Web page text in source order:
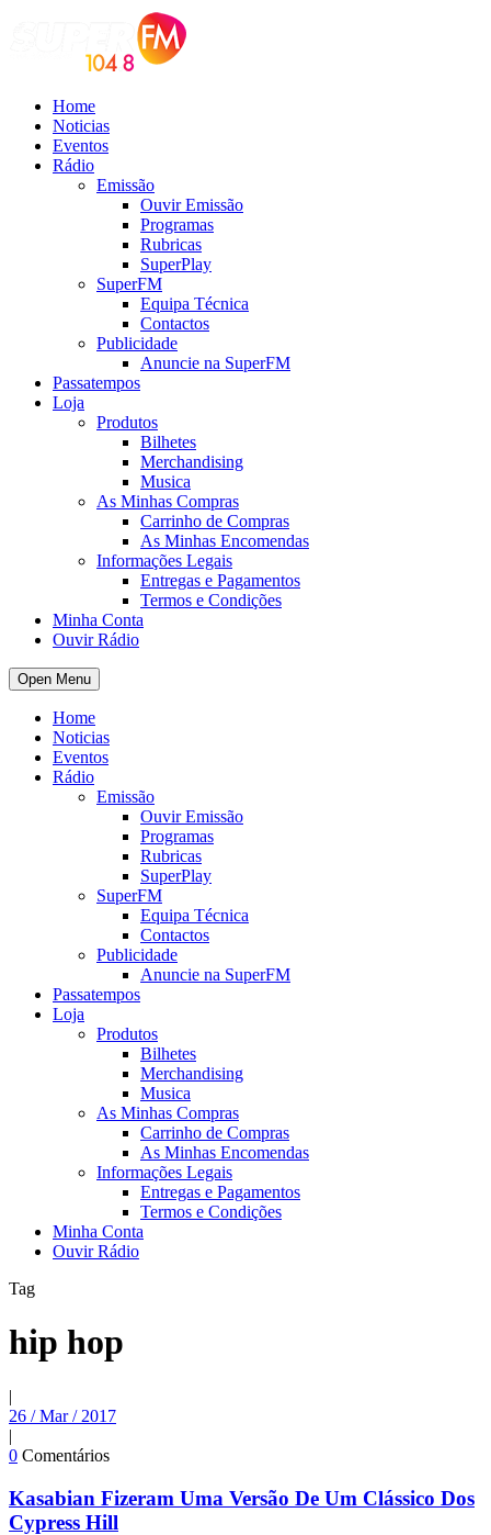
Home
Noticias
Eventos
Rádio
Emissão
Ouvir Emissão
Programas
Rubricas
SuperPlay
SuperFM
Equipa Técnica
Contactos
Publicidade
Anuncie na SuperFM
Passatempos
Loja
Produtos
Bilhetes
Merchandising
Musica
As Minhas Compras
Carrinho de Compras
As Minhas Encomendas
Informações Legais
Entregas e Pagamentos
Termos e Condições
Minha Conta
Ouvir Rádio
Open Menu
Home
Noticias
Eventos
Rádio
Emissão
Ouvir Emissão
Programas
Rubricas
SuperPlay
SuperFM
Equipa Técnica
Contactos
Publicidade
Anuncie na SuperFM
Passatempos
Loja
Produtos
Bilhetes
Merchandising
Musica
As Minhas Compras
Carrinho de Compras
As Minhas Encomendas
Informações Legais
Entregas e Pagamentos
Termos e Condições
Minha Conta
Ouvir Rádio
Tag
hip hop
|
26 / Mar / 2017
|
0 Comentários
Kasabian Fizeram Uma Versão De Um Clássico Dos
Cypress Hill